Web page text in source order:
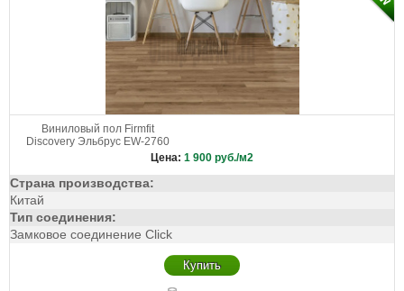
Виниловый пол Firmfit
Discovery Эльбрус EW-2760
Цена: 1 900 руб./м2
Страна производства:
Китай
Тип соединения:
Замковое соединение Click
Купить